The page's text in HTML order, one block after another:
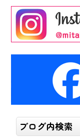
ブログ内検索